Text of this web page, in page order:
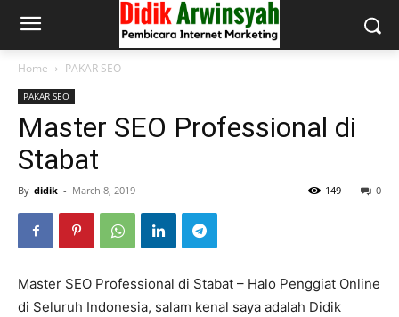
Home PAKAR SEO
PAKAR SEO
Master SEO Professional di
Stabat
By didik - March 8, 2019 0
149
Master SEO Professional di Stabat – Halo Penggiat Online
di Seluruh Indonesia, salam kenal saya adalah Didik